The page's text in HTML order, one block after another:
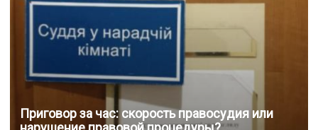
Приговор за час: скорость правосудия или